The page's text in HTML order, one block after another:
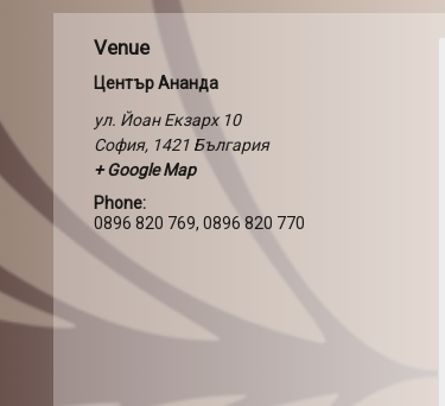
Venue
Център Ананда
ул. Йоан Екзарх 10
София, 1421 България
+ Google Map
Phone:
0896 820 769, 0896 820 770